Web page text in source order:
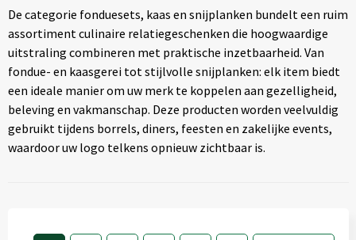
Textiel
Wonen
◼ Reizen
◼ Thuiswerken
De categorie fonduesets, kaas en snijplanken bundelt een ruim
assortiment culinaire relatiegeschenken die hoogwaardige
uitstraling combineren met praktische inzetbaarheid. Van
fondue- en kaasgerei tot stijlvolle snijplanken: elk item biedt
een ideale manier om uw merk te koppelen aan gezelligheid,
beleving en vakmanschap. Deze producten worden veelvuldig
gebruikt tijdens borrels, diners, feesten en zakelijke events,
waardoor uw logo telkens opnieuw zichtbaar is.